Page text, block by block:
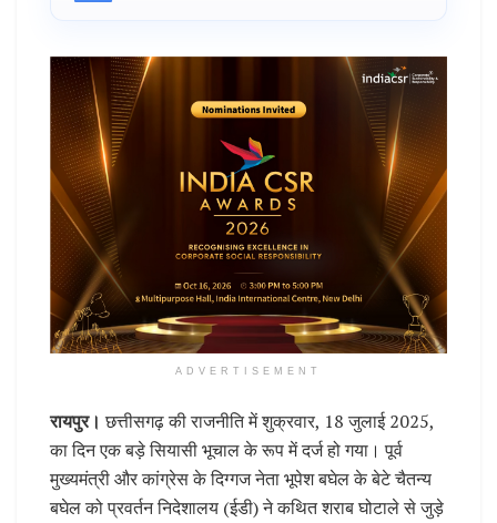
ADVERTISEMENT
रायपुर।छत्तीसगढ़ की राजनीति में शुक्रवार, 18 जुलाई 2025,
का दिन एक बड़े सियासी भूचाल के रूप में दर्ज हो गया। पूर्व
मुख्यमंत्री और कांग्रेस के दिग्गज नेता भूपेश बघेल के बेटे चैतन्य
बघेल को प्रवर्तन निदेशालय (ईडी) ने कथित शराब घोटाले से जुड़े